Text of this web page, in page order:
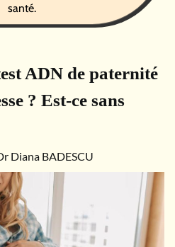
santé.
ADN de paternité
? Est-ce sans
Diana BADESCU